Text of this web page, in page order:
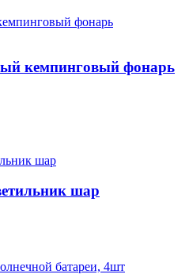
кемпинговый фонарь
шар